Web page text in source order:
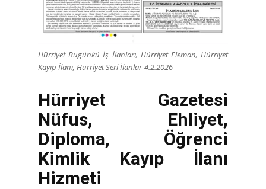
Hürriyet Bugünkü İş İlanları, Hürriyet Eleman, Hürriyet
Kayıp İlanı, Hürriyet Seri İlanlar-4.2.2026
Hürriyet Gazetesi
Nüfus, Ehliyet,
Diploma, Öğrenci
Kimlik Kayıp İlanı
Hizmeti